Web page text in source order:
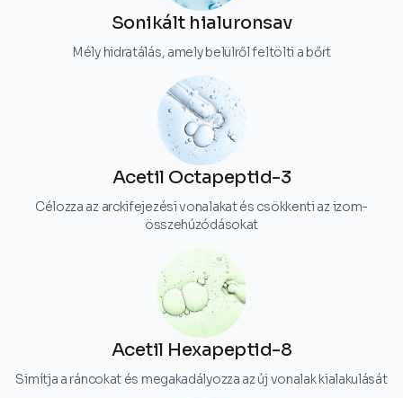
Sonikált hialuronsav
Mély hidratálás, amely belülről feltölti a bőrt
Acetil Octapeptid-3
Célozza az arckifejezési vonalakat és csökkenti az izom-
összehúzódásokat
Acetil Hexapeptid-8
Simítja a ráncokat és megakadályozza az új vonalak kialakulását